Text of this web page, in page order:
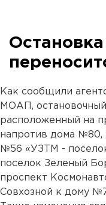
Как сообщили
МОАП,
расположенный на
напротив дома №80,
№56 «УЗТМ -
поселок Зеленый
проспект
Совхозной к дому